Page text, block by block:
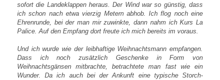
sofort die Landeklappen heraus. Der Wind war so günstig, dass
ich schon nach etwa vierzig Metern abhob. Ich flog noch eine
Ehrenrunde, bei der man mir zuwinkte, dann nahm ich Kurs La
Palice. Auf den Empfang dort freute ich mich bereits im voraus.
Und ich wurde wie der leibhaftige Weihnachtsmann empfangen.
Dass ich noch zusätzlich Geschenke in Form von
Weihnachtsgänsen mitbrachte, betrachtete man fast wie ein
Wunder. Da ich auch bei der Ankunft eine typische Storch-